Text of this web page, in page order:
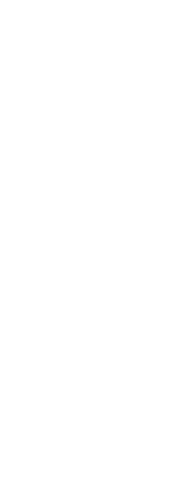
ありません。
です。
ず変更すること